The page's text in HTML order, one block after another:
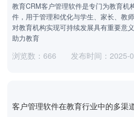
教育CRM客户管理软件是专门为教育机
件，用于管理和优化与学生、家长、教
对教育机构实现可持续发展具有重要意
助力教育
浏览数：666 发布时间：2025-
客户管理软件在教育行业中的多渠